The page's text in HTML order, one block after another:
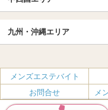
松戸・柏
池袋・大塚
恵比寿・目黒・自由が丘
品川・五反田・蒲田
北陸
名古屋TOP
丸の内・久屋・高岳
新栄町・東新町
金山・熱田
京都駅・伏見区
四条烏丸・河原町・祇園四
三条・京都市役所前
大阪エリア
梅田・北新地
南森町・天満・京橋
広島
香川（高松）
徳島
九州・沖縄エリア
福岡
長崎
メンズエステバイト
お問合せ
メ